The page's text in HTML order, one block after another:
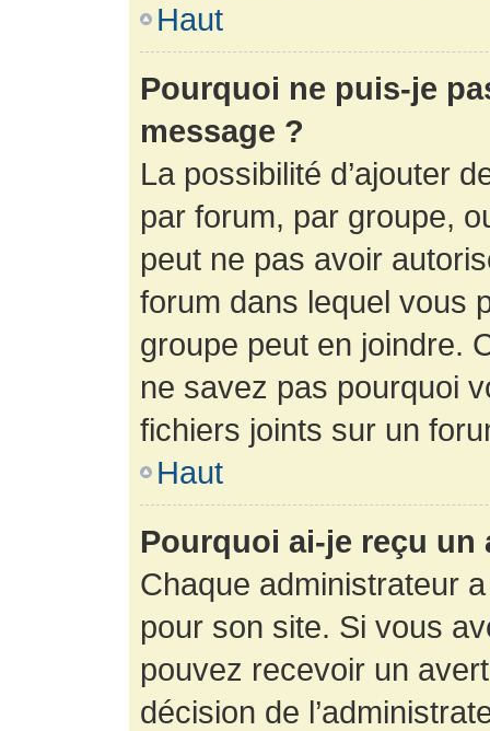
Haut
Pourquoi ne puis-je
message ?
La possibilité d’ajouter
par forum, par groupe,
peut ne pas avoir
forum dans lequel vous
groupe peut en joindre.
ne savez pas pourquoi
fichiers joints sur un
Haut
Pourquoi ai-je reçu un
Chaque administrateur
pour son site. Si vous
pouvez recevoir un
décision de